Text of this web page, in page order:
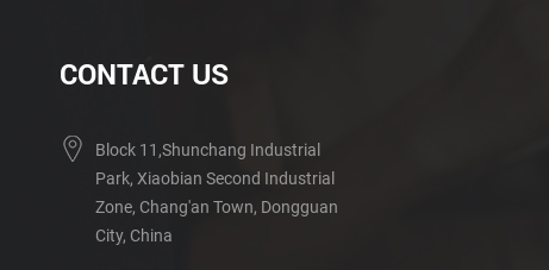
CONTACT US
Block 11,Shunchang Industrial
Park, Xiaobian Second Industrial
Zone, Chang'an Town, Dongguan
City, China